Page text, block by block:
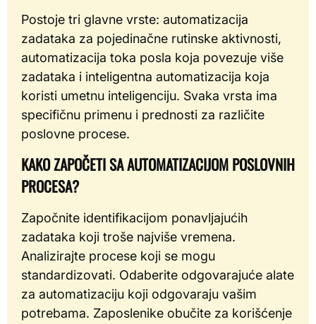
Postoje tri glavne vrste: automatizacija
zadataka za pojedinačne rutinske aktivnosti,
automatizacija toka posla koja povezuje više
zadataka i inteligentna automatizacija koja
koristi umetnu inteligenciju. Svaka vrsta ima
specifičnu primenu i prednosti za različite
poslovne procese.
KAKO ZAPOČETI SA AUTOMATIZACIJOM POSLOVNIH
PROCESA?
Započnite identifikacijom ponavljajućih
zadataka koji troše najviše vremena.
Analizirajte procese koji se mogu
standardizovati. Odaberite odgovarajuće alate
za automatizaciju koji odgovaraju vašim
potrebama. Zaposlenike obučite za korišćenje